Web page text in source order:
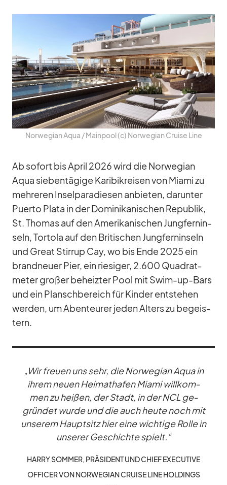
Nor­we­gian Aqua /​ Main­pool (c) Nor­we­gian Cruise Line
Ab so­fort bis April 2026 wird die Nor­we­gian
Aqua sie­ben­tä­gige Ka­ri­bik­rei­sen von Mi­ami zu
meh­re­ren In­sel­pa­ra­die­sen an­bie­ten, dar­un­ter
Pu­erto Plata in der Do­mi­ni­ka­ni­schen Re­pu­blik,
St. Tho­mas auf den Ame­ri­ka­ni­schen Jung­fern­in­
seln, Tor­tola auf den Bri­ti­schen Jung­fern­in­seln
und Great Stir­rup Cay, wo bis Ende 2025 ein
brand­neuer Pier, ein rie­si­ger, 2.600 Qua­drat­
me­ter gro­ßer be­heiz­ter Pool mit Swim-up-Bars
und ein Plansch­be­reich für Kin­der ent­ste­hen
wer­den, um Aben­teu­rer je­den Al­ters zu be­geis­
tern.
„Wir freuen uns sehr, die Nor­we­gian Aqua in
ih­rem neuen Hei­mat­ha­fen Mi­ami will­kom­
men zu hei­ßen, der Stadt, in der NCL ge­
grün­det wurde und die auch heute noch mit
un­se­rem Haupt­sitz hier eine wich­tige Rolle in
un­se­rer Ge­schichte spielt.“
HARRY SOM­MER, PRÄ­SI­DENT UND CHIEF EXE­CU­TIVE
OF­FI­CER VON NOR­WE­GIAN CRUISE LINE HOL­DINGS